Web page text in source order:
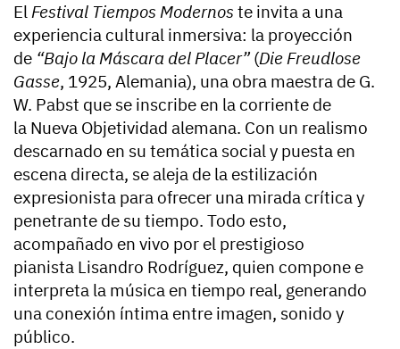
ElFestival Tiempos Modernos te invita a una
experiencia cultural inmersiva: la proyección
de “Bajo la Máscara del Placer” (Die Freudlose
Gasse, 1925, Alemania), una obra maestra de G.
W. Pabst que se inscribe en la corriente de
la Nueva Objetividad alemana. Con un realismo
descarnado en su temática social y puesta en
escena directa, se aleja de la estilización
expresionista para ofrecer una mirada crítica y
penetrante de su tiempo. Todo esto,
acompañado en vivo por el prestigioso
pianista Lisandro Rodríguez, quien compone e
interpreta la música en tiempo real, generando
una conexión íntima entre imagen, sonido y
público.